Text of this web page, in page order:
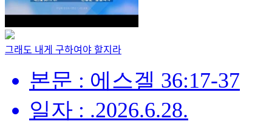
그래도 내게 구하여야 할지라
본문 : 에스겔 36:17-37
일자 : .2026.6.28.